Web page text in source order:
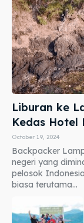
Liburan ke
Kedas Hotel
October 19, 2024
Backpacker
negeri yang
pelosok
biasa terutama...